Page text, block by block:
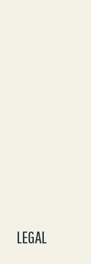
LEGAL